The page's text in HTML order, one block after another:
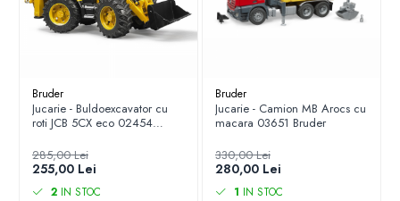
Bruder
Jucarie - Buldoexcavator cu
roti JCB 5CX eco 02454
285,00 Lei
255,00 Lei
2 IN STOC
Bruder
Jucarie - Camion MB Arocs cu
macara 03651 Bruder
330,00 Lei
280,00 Lei
1 IN STOC